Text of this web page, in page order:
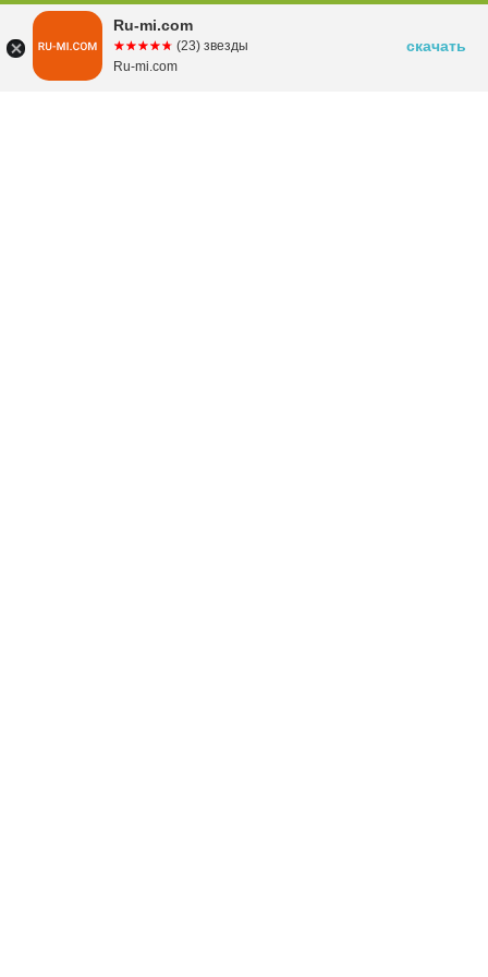
Ru-mi.com
☆☆☆☆☆
★★★★★ (23) звезды
Ru-mi.com
скачать